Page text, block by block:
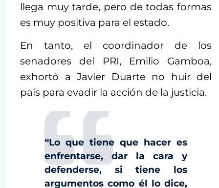
llega muy tarde, pero de todas formas
es muy positiva para el estado.
En tanto, el coordinador de los
senadores del PRI, Emilio Gamboa,
exhortó a Javier Duarte no huir del
país para evadir la acción de la justicia.
“Lo que tiene que hacer es
enfrentarse, dar la cara y
defenderse, si tiene los
argumentos como él lo dice,